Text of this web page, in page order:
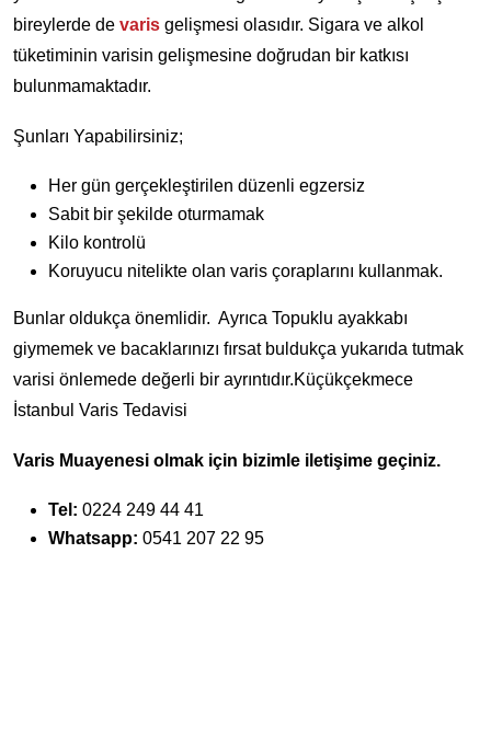
bireylerde de varis gelişmesi olasıdır. Sigara ve alkol
tüketiminin varisin gelişmesine doğrudan bir katkısı
bulunmamaktadır.
Şunları Yapabilirsiniz;
Her gün gerçekleştirilen düzenli egzersiz
Sabit bir şekilde oturmamak
Kilo kontrolü
Koruyucu nitelikte olan varis çoraplarını kullanmak.
Bunlar oldukça önemlidir. Ayrıca Topuklu ayakkabı
giymemek ve bacaklarınızı fırsat buldukça yukarıda tutmak
varisi önlemede değerli bir ayrıntıdır.Küçükçekmece
İstanbul Varis Tedavisi
Varis Muayenesi olmak için bizimle iletişime geçiniz.
Tel: 0224 249 44 41
Whatsapp: 0541 207 22 95